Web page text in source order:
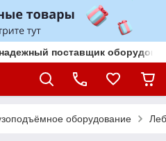
поставщик
оборудование